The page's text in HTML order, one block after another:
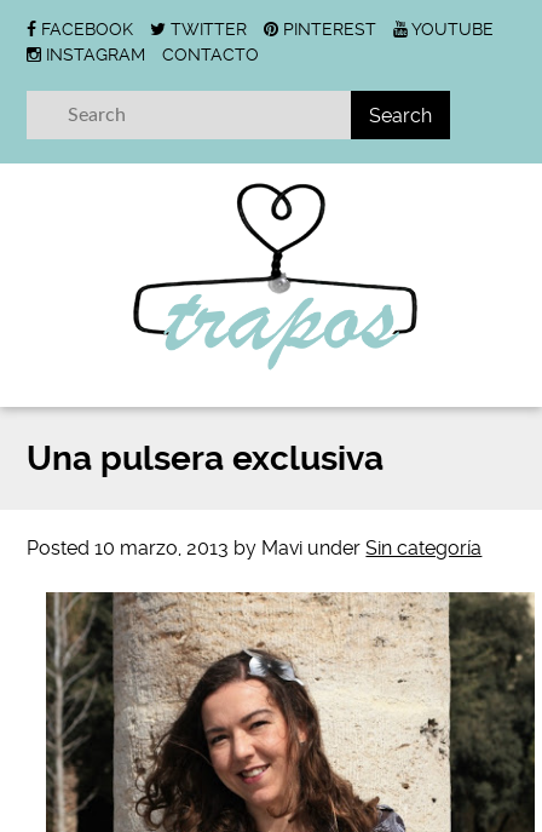
FACEBOOK TWITTER PINTEREST
YOUTUBE
INSTAGRAM
CONTACTO
Una pulsera exclusiva
Posted10 marzo, 2013 by Mavi underSin categoría